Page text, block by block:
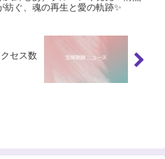
紡ぐ、魂の再生と愛の軌跡✨
セス数